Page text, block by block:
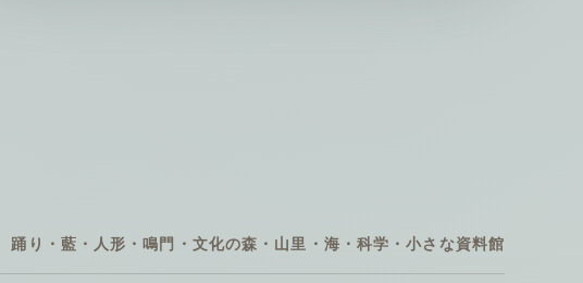
踊り・藍・人形・鳴門・文化の森・山里・海・科学・小さな資料館